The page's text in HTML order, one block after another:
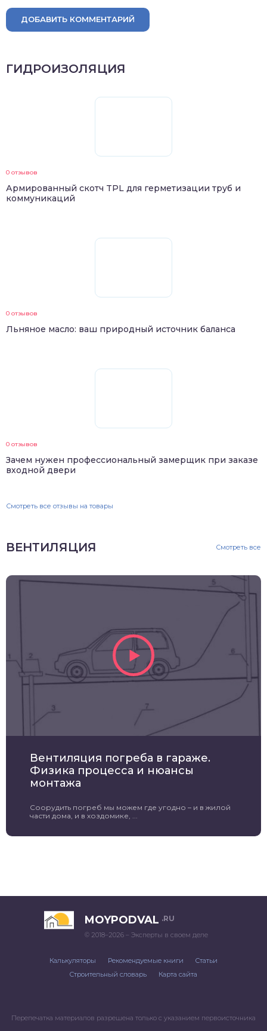
ДОБАВИТЬ КОММЕНТАРИЙ
ГИДРОИЗОЛЯЦИЯ
0 отзывов
Армированный скотч TPL для герметизации труб и
коммуникаций
0 отзывов
Льняное масло: ваш природный источник баланса
0 отзывов
Зачем нужен профессиональный замерщик при заказе
входной двери
Смотреть все отзывы на товары
ВЕНТИЛЯЦИЯ Смотреть все
Вентиляция погреба в гараже.
Физика процесса и нюансы
монтажа
Соорудить погреб мы можем где угодно – и в жилой
части дома, и в хоздомике, ...
MOYPODVAL .RU
© 2018–2026 – Эксперты в своем деле
Калькуляторы Рекомендуемые книги
Статьи
Строительный словарь
Карта сайта
Перепечатка материалов разрешена только с указанием первоисточника